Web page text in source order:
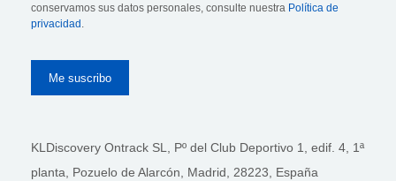
conservamos sus datos personales, consulte nuestra Política de
privacidad .
KLDiscovery Ontrack SL, Pº del Club Deportivo 1, edif. 4, 1ª
planta, Pozuelo de Alarcón, Madrid, 28223 , España